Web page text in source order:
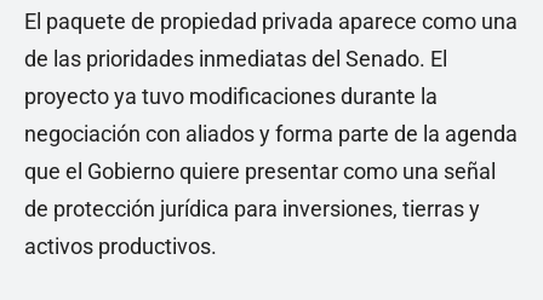
El paquete de propiedad privada aparece como una
de las prioridades inmediatas del Senado. El
proyecto ya tuvo modificaciones durante la
negociación con aliados y forma parte de la agenda
que el Gobierno quiere presentar como una señal
de protección jurídica para inversiones, tierras y
activos productivos.